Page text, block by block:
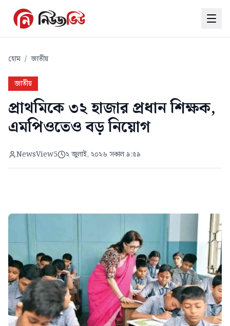
হোম / জাতীয়
জাতীয়
প্রাথমিকে ৩২ হাজার প্রধান শিক্ষক,
এমপিওতেও বড় নিয়োগ
NewsView5 ২ জুলাই, ২০২৬ সকাল ৯:৫৯